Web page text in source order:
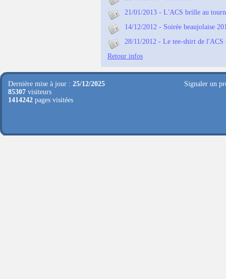
21/01/2013 - L'ACS brille au
14/12/2012 - Soirée beaujolaise
28/11/2012 - Le tee-shirt de
Retour infos
Dernière mise à jour : 25/12/2025
85307 visiteurs
1414242 pages visitées
Signaler un